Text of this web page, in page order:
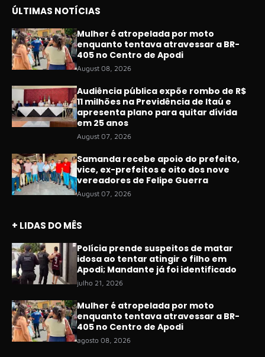
ÚLTIMAS NOTÍCIAS
Mulher é atropelada por moto
enquanto tentava atravessar a BR-
405 no Centro de Apodi
August 08, 2026
Audiência pública expõe rombo de R$
11 milhões na Previdência de Itaú e
apresenta plano para quitar dívida
em 25 anos
August 07, 2026
Samanda recebe apoio do prefeito,
vice, ex-prefeitos e oito dos nove
vereadores de Felipe Guerra
August 07, 2026
+ LIDAS DO MÊS
Polícia prende suspeitos de matar
idosa ao tentar atingir o filho em
Apodi; Mandante já foi identificado
julho 21, 2026
Mulher é atropelada por moto
enquanto tentava atravessar a BR-
405 no Centro de Apodi
agosto 08, 2026